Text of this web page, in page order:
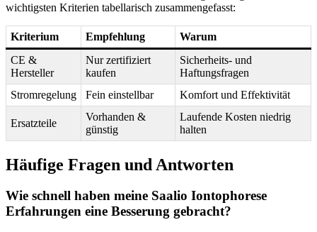
wichtigsten ‍Kriterien tabellarisch zusammengefasst:⁤
Kriterium Empfehlung
Warum
CE⁢ &
Hersteller
Nur zertifiziert
kaufen
Sicherheits- und
Haftungsfragen
Stromregelung
Fein ​einstellbar Komfort ⁣und⁤ Effektivität
Ersatzteile
Vorhanden &⁢
günstig
Laufende Kosten niedrig
halten
Häufige Fragen und Antworten
Wie schnell⁣ haben meine Saalio Iontophorese
Erfahrungen‍ eine⁣ Besserung⁢ gebracht?